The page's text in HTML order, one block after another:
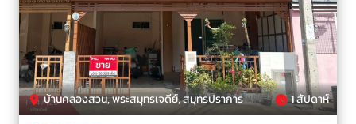
บ้านคลองสวน, พระสมุทรเจดีย์, สมุทรปราการ 1 สัปดาห์